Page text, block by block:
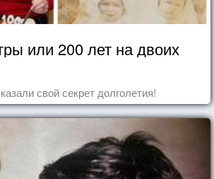
или 200 лет на двоих
свой секрет долголетия!